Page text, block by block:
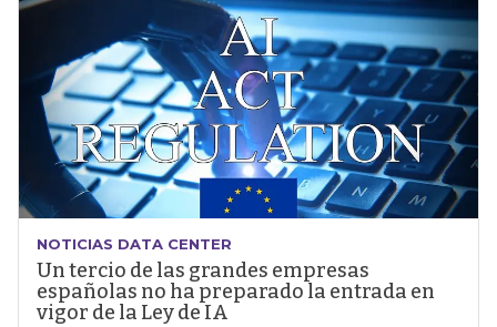
NOTICIAS DATA CENTER
Un tercio de las grandes empresas
españolas no ha preparado la entrada en
vigor de la Ley de IA